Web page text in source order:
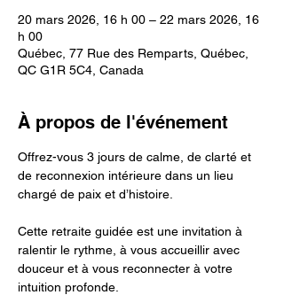
20 mars 2026, 16 h 00 – 22 mars 2026, 16
h 00
Québec, 77 Rue des Remparts, Québec,
QC G1R 5C4, Canada
À propos de l'événement
Offrez-vous 3 jours de calme, de clarté et
de reconnexion intérieure dans un lieu
chargé de paix et d’histoire.
Cette retraite guidée est une invitation à
ralentir le rythme, à vous accueillir avec
douceur et à vous reconnecter à votre
intuition profonde.